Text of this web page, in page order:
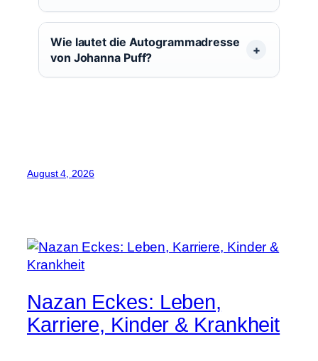
Wie lautet die Autogrammadresse
von Johanna Puff?
August 4, 2026
Nazan Eckes: Leben,
Karriere, Kinder & Krankheit